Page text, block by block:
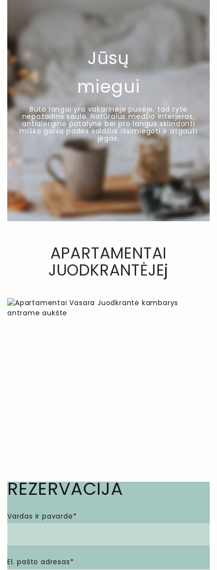
Jūsų
miegui
Buto langai yra vakarinėje pusėje, tad ryte
nepažadins saulė. Natūralus medžio interjeras,
antialerginė patalynė bei pro langus sklindanti
miško gaiva padės saldžiai išsimiegoti ir atgauti
jėgas.
APARTAMENTAI
JUODKRANTĖJEj
REZERVACIJA
Vardas ir pavardė*
El. pašto adresas*